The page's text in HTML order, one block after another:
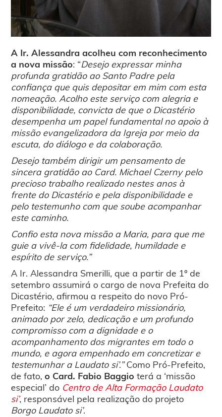
A Ir. Alessandra acolheu com reconhecimento
a nova missão: “Desejo expressar minha
profunda gratidão ao Santo Padre pela
confiança que quis depositar em mim com esta
nomeação. Acolho este serviço com alegria e
disponibilidade, convicta de que o Dicastério
desempenha um papel fundamental no apoio à
missão evangelizadora da Igreja por meio da
escuta, do diálogo e da colaboração.
Desejo também dirigir um pensamento de
sincera gratidão ao Card. Michael Czerny pelo
precioso trabalho realizado nestes anos à
frente do Dicastério e pela disponibilidade e
pelo testemunho com que soube acompanhar
este caminho.
Confio esta nova missão a Maria, para que me
guie a vivê-la com fidelidade, humildade e
espírito de serviço.”
A Ir. Alessandra Smerilli, que a partir de 1º de
setembro assumirá o cargo de nova Prefeita do
Dicastério, afirmou a respeito do novo Pró-
Prefeito: “Ele é um verdadeiro missionário,
animado por zelo, dedicação e um profundo
compromisso com a dignidade e o
acompanhamento dos migrantes em todo o
mundo, e agora empenhado em concretizar e
testemunhar a Laudato si’.”Como Pró-Prefeito,
de fato,o Card. Fabio Baggio terá a ‘missão
especial’ do Centro de Alta Formação Laudato
si’, responsável pela realização do projeto
Borgo Laudato si’.